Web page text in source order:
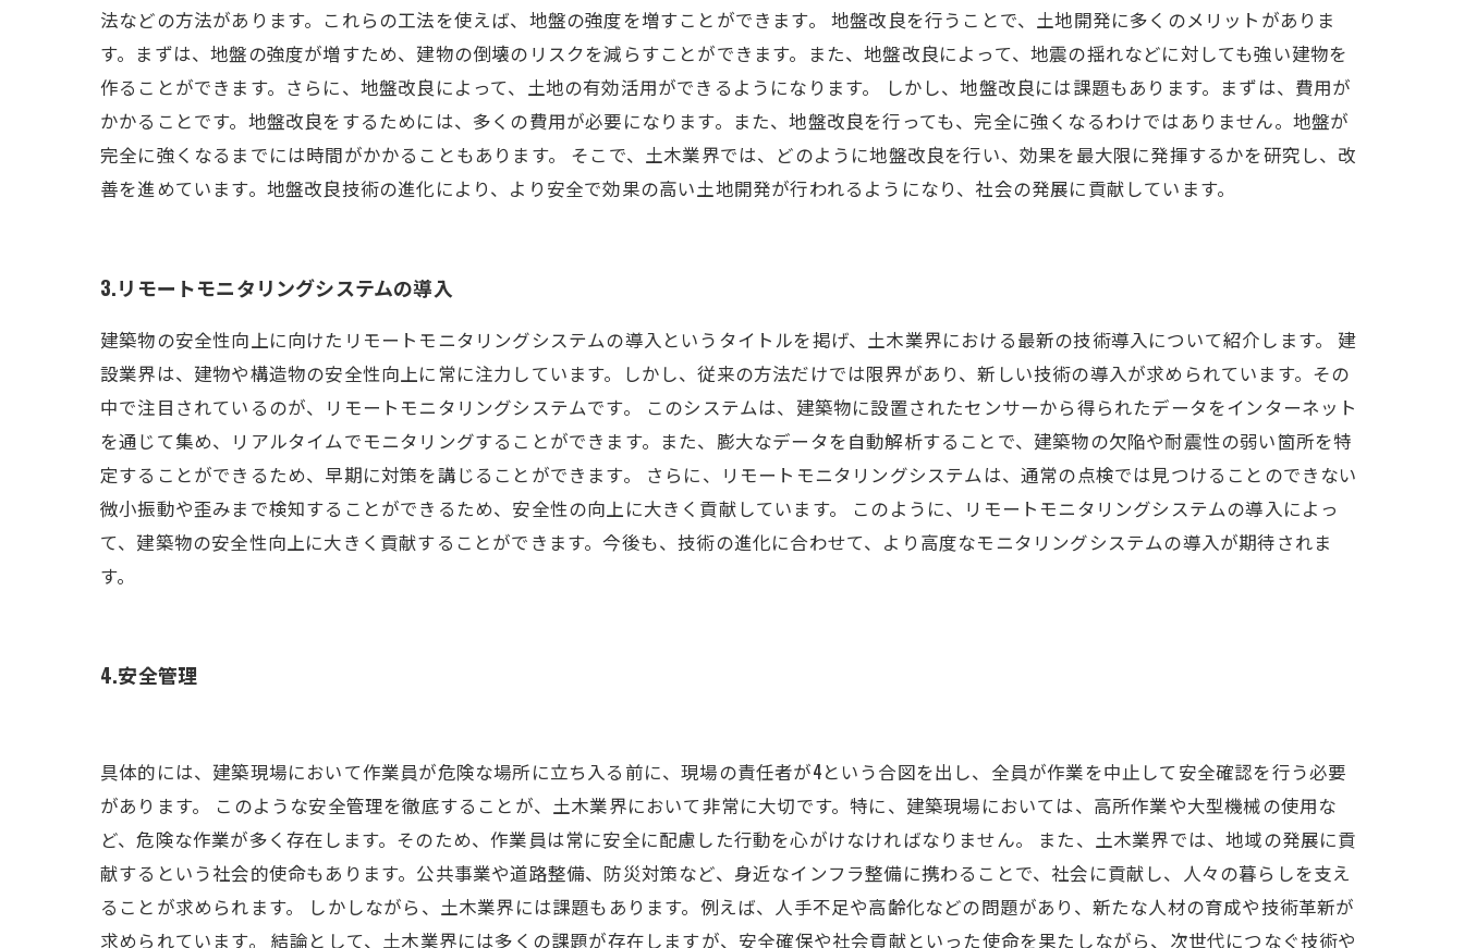
法などの方法があります。これらの工法を使えば、地盤の強度を増すことができます。 地盤改良を行うことで、土地開発に多くのメリットがありま
す。まずは、地盤の強度が増すため、建物の倒壊のリスクを減らすことができます。また、地盤改良によって、地震の揺れなどに対しても強い建物を
作ることができます。さらに、地盤改良によって、土地の有効活用ができるようになります。 しかし、地盤改良には課題もあります。まずは、費用が
かかることです。地盤改良をするためには、多くの費用が必要になります。また、地盤改良を行っても、完全に強くなるわけではありません。地盤が
完全に強くなるまでには時間がかかることもあります。 そこで、土木業界では、どのように地盤改良を行い、効果を最大限に発揮するかを研究し、改
善を進めています。地盤改良技術の進化により、より安全で効果の高い土地開発が行われるようになり、社会の発展に貢献しています。
3.リモートモニタリングシステムの導入
建築物の安全性向上に向けたリモートモニタリングシステムの導入というタイトルを掲げ、土木業界における最新の技術導入について紹介します。 建
設業界は、建物や構造物の安全性向上に常に注力しています。しかし、従来の方法だけでは限界があり、新しい技術の導入が求められています。その
中で注目されているのが、リモートモニタリングシステムです。 このシステムは、建築物に設置されたセンサーから得られたデータをインターネット
を通じて集め、リアルタイムでモニタリングすることができます。また、膨大なデータを自動解析することで、建築物の欠陥や耐震性の弱い箇所を特
定することができるため、早期に対策を講じることができます。 さらに、リモートモニタリングシステムは、通常の点検では見つけることのできない
微小振動や歪みまで検知することができるため、安全性の向上に大きく貢献しています。 このように、リモートモニタリングシステムの導入によっ
て、建築物の安全性向上に大きく貢献することができます。今後も、技術の進化に合わせて、より高度なモニタリングシステムの導入が期待されま
す。
4.安全管理
具体的には、建築現場において作業員が危険な場所に立ち入る前に、現場の責任者が4という合図を出し、全員が作業を中止して安全確認を行う必要
があります。 このような安全管理を徹底することが、土木業界において非常に大切です。特に、建築現場においては、高所作業や大型機械の使用な
ど、危険な作業が多く存在します。そのため、作業員は常に安全に配慮した行動を心がけなければなりません。 また、土木業界では、地域の発展に貢
献するという社会的使命もあります。公共事業や道路整備、防災対策など、身近なインフラ整備に携わることで、社会に貢献し、人々の暮らしを支え
ることが求められます。 しかしながら、土木業界には課題もあります。例えば、人手不足や高齢化などの問題があり、新たな人材の育成や技術革新が
求められています。 結論として、土木業界には多くの課題が存在しますが、安全確保や社会貢献といった使命を果たしながら、次世代につなぐ技術や